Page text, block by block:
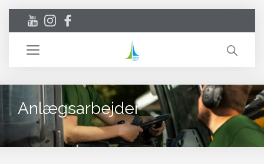
Toggle
Anlægsarbejder